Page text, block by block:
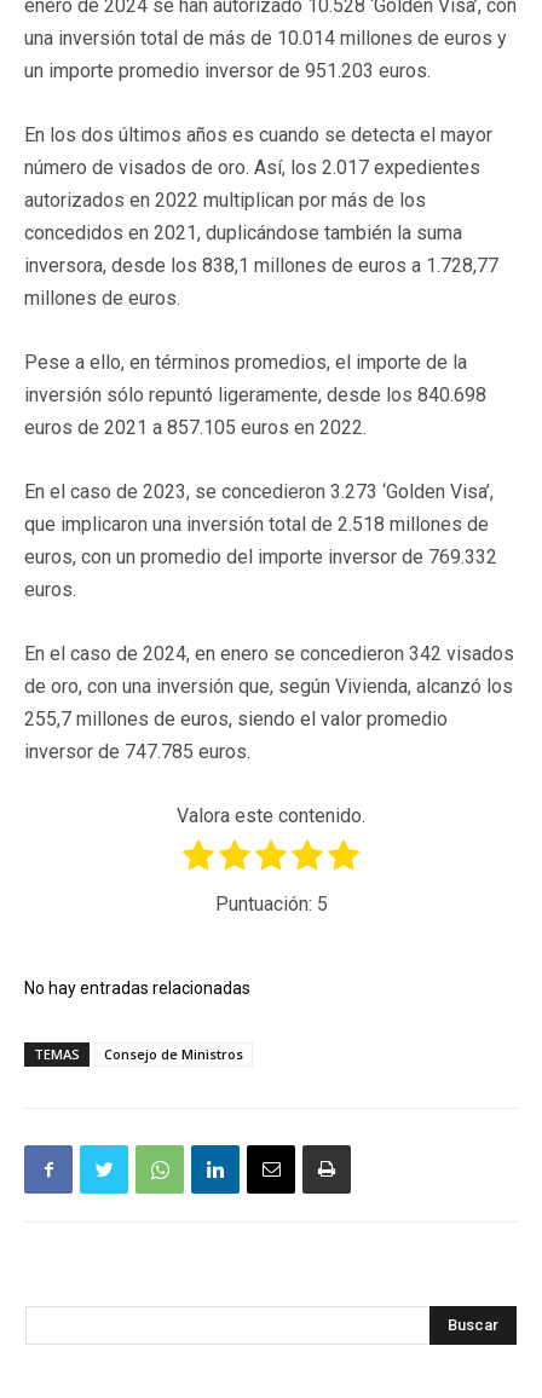
enero de 2024 se han autorizado 10.528 ‘Golden Visa’, con
una inversión total de más de 10.014 millones de euros y
un importe promedio inversor de 951.203 euros.
En los dos últimos años es cuando se detecta el mayor
número de visados de oro. Así, los 2.017 expedientes
autorizados en 2022 multiplican por más de los
concedidos en 2021, duplicándose también la suma
inversora, desde los 838,1 millones de euros a 1.728,77
millones de euros.
Pese a ello, en términos promedios, el importe de la
inversión sólo repuntó ligeramente, desde los 840.698
euros de 2021 a 857.105 euros en 2022.
En el caso de 2023, se concedieron 3.273 ‘Golden Visa’,
que implicaron una inversión total de 2.518 millones de
euros, con un promedio del importe inversor de 769.332
euros.
En el caso de 2024, en enero se concedieron 342 visados
de oro, con una inversión que, según Vivienda, alcanzó los
255,7 millones de euros, siendo el valor promedio
inversor de 747.785 euros.
Valora este contenido.
Puntuación: 5
No hay entradas relacionadas
TEMAS Consejo de Ministros
Buscar